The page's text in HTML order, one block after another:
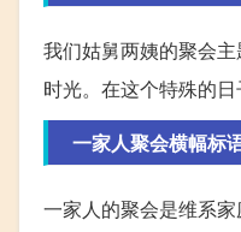
我们姑舅两姨的聚会
时光。在这个特殊的
一家人聚会横幅标
一家人的聚会是维系